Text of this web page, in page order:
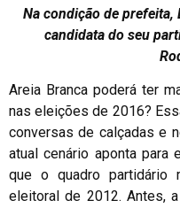
Na condição de prefeita,
candidata do seu
Areia Branca poderá ter
nas eleições de 2016?
conversas de calçadas e
atual cenário aponta para
que o quadro
eleitoral de 2012. Antes,